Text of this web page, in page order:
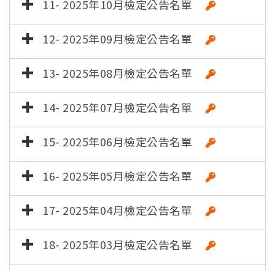
11- 2025年10月檢定公告名單
12- 2025年09月檢定公告名單
13- 2025年08月檢定公告名單
14- 2025年07月檢定公告名單
15- 2025年06月檢定公告名單
16- 2025年05月檢定公告名單
17- 2025年04月檢定公告名單
18- 2025年03月檢定公告名單